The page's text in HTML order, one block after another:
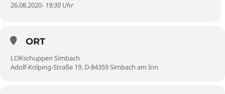
26.08.2020- 19:30 Uhr
ORT
LOKschuppen Simbach
Adolf-Kolping-Straße 19, D-84359 Simbach am Inn